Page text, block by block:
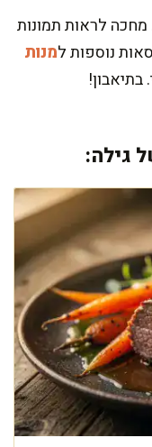
לראות תמונות
נוספות למנות
גילה: